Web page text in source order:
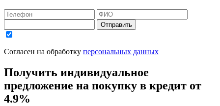
Отправить
Согласен на обработку персональных данных
Получить индивидуальное
предложение на покупку в кредит от
4.9%